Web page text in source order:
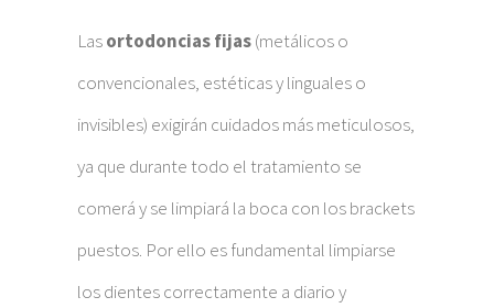
Lasortodoncias fijas(metálicos o
convencionales, estéticas y linguales o
invisibles) exigirán cuidados más meticulosos,
ya que durante todo el tratamiento se
comerá y se limpiará la boca con los brackets
puestos. Por ello es fundamental limpiarse
los dientes correctamente a diario y